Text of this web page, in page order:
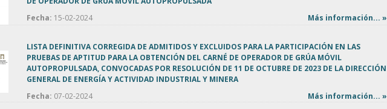
Fecha: 15-02-2024 Más información... »
LISTA DEFINITIVA CORREGIDA DE ADMITIDOS Y EXCLUIDOS PARA LA PARTICIPACIÓN EN LAS
PRUEBAS DE APTITUD PARA LA OBTENCIÓN DEL CARNÉ DE OPERADOR DE GRÚA MÓVIL
AUTOPROPULSADA, CONVOCADAS POR RESOLUCIÓN DE 11 DE OCTUBRE DE 2023 DE LA DIRECCIÓN
GENERAL DE ENERGÍA Y ACTIVIDAD INDUSTRIAL Y MINERA
Fecha: 07-02-2024 Más información... »